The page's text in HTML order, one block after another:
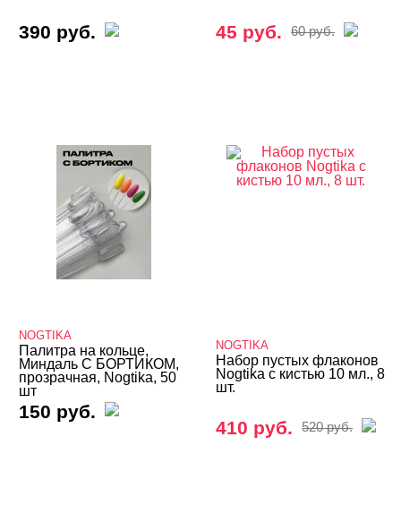
390 руб. 45 руб. 60 руб.
NOGTIKA
Палитра на кольце,
Миндаль С БОРТИКОМ,
прозрачная, Nogtika, 50
шт
150 руб.
NOGTIKA
Набор пустых флаконов
Nogtika с кистью 10 мл., 8
шт.
410 руб. 520 руб.